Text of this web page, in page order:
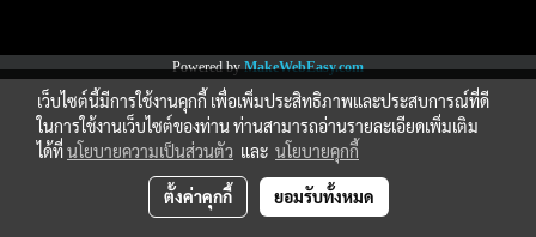
Powered byMakeWebEasy.com
เว็บไซต์นี้มีการใช้งานคุกกี้ เพื่อเพิ่มประสิทธิภาพและประสบการณ์ที่ดี
ในการใช้งานเว็บไซต์ของท่าน ท่านสามารถอ่านรายละเอียดเพิ่มเติม
ได้ที่นโยบายความเป็นส่วนตัว และ นโยบายคุกกี้
ตั้งค่าคุกกี้ ยอมรับทั้งหมด